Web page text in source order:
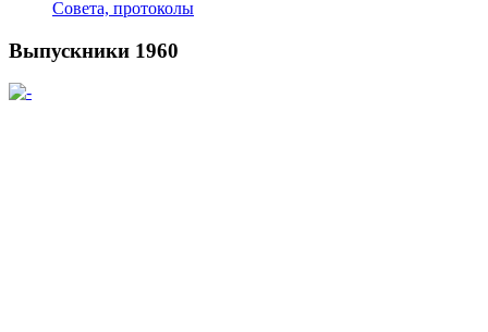
Совета, протоколы
Выпускники 1960